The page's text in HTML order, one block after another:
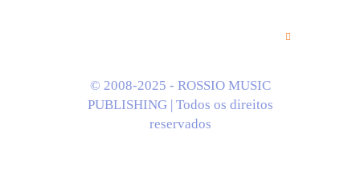
© 2008-2025 - ROSSIO MUSIC
PUBLISHING | Todos os direitos
reservados